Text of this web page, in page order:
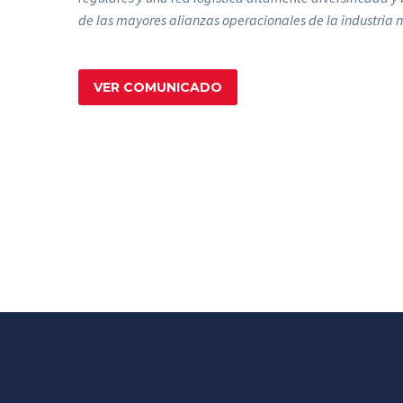
de las mayores alianzas operacionales de la industria
VER COMUNICADO